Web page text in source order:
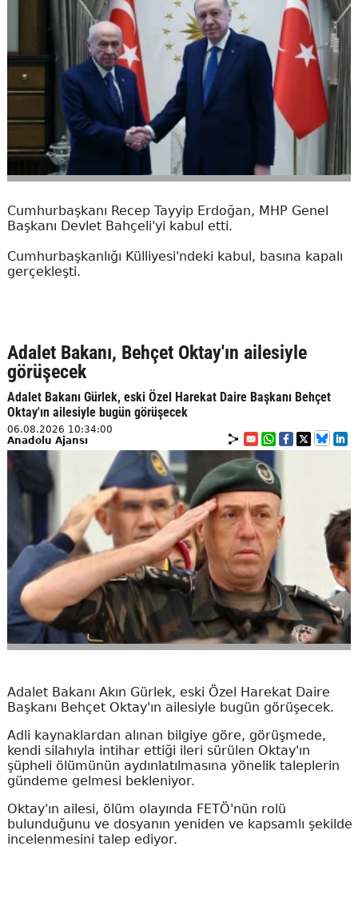
Cumhurbaşkanı Recep Tayyip Erdoğan, MHP Genel
Başkanı Devlet Bahçeli'yi kabul etti.
Cumhurbaşkanlığı Külliyesi'ndeki kabul, basına kapalı
gerçekleşti.
Adalet Bakanı, Behçet Oktay'ın ailesiyle
görüşecek
Adalet Bakanı Gürlek, eski Özel Harekat Daire Başkanı Behçet
Oktay'ın ailesiyle bugün görüşecek
06.08.2026 10:34:00
Anadolu Ajansı
Adalet Bakanı Akın Gürlek, eski Özel Harekat Daire
Başkanı Behçet Oktay'ın ailesiyle bugün görüşecek.
Adli kaynaklardan alınan bilgiye göre, görüşmede,
kendi silahıyla intihar ettiği ileri sürülen Oktay'ın
şüpheli ölümünün aydınlatılmasına yönelik taleplerin
gündeme gelmesi bekleniyor.
Oktay'ın ailesi, ölüm olayında FETÖ'nün rolü
bulunduğunu ve dosyanın yeniden ve kapsamlı şekilde
incelenmesini talep ediyor.